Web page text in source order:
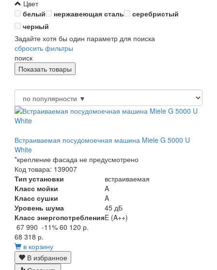
Цвет
белый
нержавеющая сталь
серебристый
черный
Задайте хотя бы один параметр для поиска
сбросить фильтры
поиск
Встраиваемая посудомоечная машина Miele G 5000 U
White
*крепление фасада не предусмотрено
Код товара: 139007
Тип установки
встраиваемая
Класс мойки
A
Класс сушки
A
Уровень шума
45 дБ
Класс энергопотребленияE (A++)
67 990 -11% 60 120 р.
68 318 р.
в корзину
В избранное